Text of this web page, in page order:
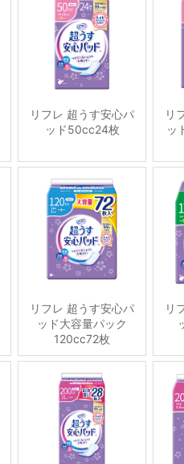
リフレ 超うす安心パ
ッド50cc24枚
リ
ッ
リフレ 超うす安心パ
ッド大容量パック
120cc72枚
リ